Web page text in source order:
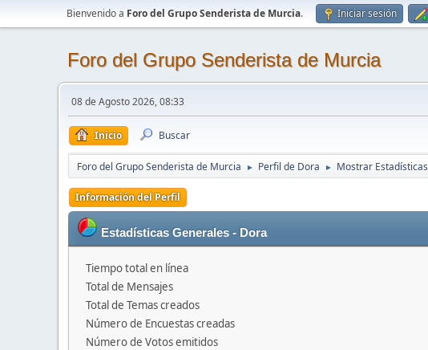
Bienvenido a Foro del Grupo Senderista de Murcia. Iniciar sesión
Foro del Grupo Senderista de Murcia
08 de Agosto 2026, 08:33
Inicio Buscar
Foro del Grupo Senderista de Murcia ► Perfil de Dora ► Mostrar Estadísticas
Información del Perfil
Estadísticas Generales - Dora
Tiempo total en línea
Total de Mensajes
Total de Temas creados
Número de Encuestas creadas
Número de Votos emitidos